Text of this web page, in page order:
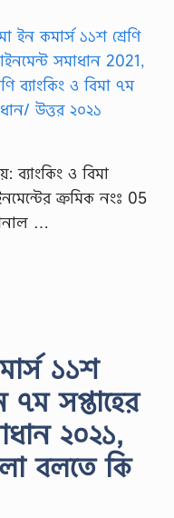
ব্যাংকিং ও বিমা
ক্রমিক নংঃ 05
…
১১শ
৭ম সপ্তাহের
২০২১,
বলতে কি